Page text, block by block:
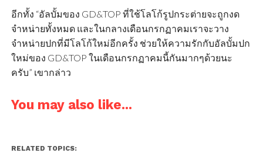
อีกทั้ง “อัลบั้มของ GD&TOP ที่ใช้โลโก้รูปกระต่ายจะถูกงด
จำหน่ายทั้งหมด และในกลางเดือนกรกฏาคมเราจะวาง
จำหน่ายปกที่มีโลโก้ใหม่อีกครั้ง ช่วยให้ความรักกับอัลบั้มปก
ใหม่ของ GD&TOP ในเดือนกรกฏาคมนี้กันมากๆด้วยนะ
ครับ” เขากล่าว
You may also like...
RELATED TOPICS: